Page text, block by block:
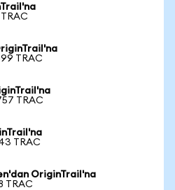
TRAC
TRAC
TRAC
OriginTrail'na
TRAC